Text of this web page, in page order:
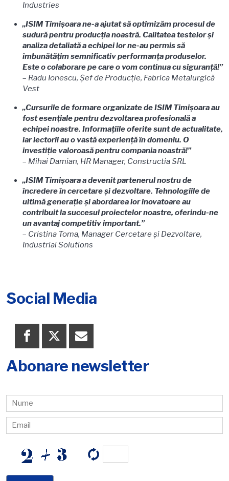
Industries
„ISIM Timișoara ne-a ajutat să optimizăm procesul de
sudură pentru producția noastră. Calitatea testelor și
analiza detaliată a echipei lor ne-au permis să
îmbunătățim semnificativ performanța produselor.
Este o colaborare pe care o vom continua cu siguranță!”
– Radu Ionescu, Șef de Producție, Fabrica Metalurgică
Vest
„Cursurile de formare organizate de ISIM Timișoara au
fost esențiale pentru dezvoltarea profesională a
echipei noastre. Informațiile oferite sunt de actualitate,
iar lectorii au o vastă experiență în domeniu. O
investiție valoroasă pentru compania noastră!”
– Mihai Damian, HR Manager, Constructia SRL
„ISIM Timișoara a devenit partenerul nostru de
încredere în cercetare și dezvoltare. Tehnologiile de
ultimă generație și abordarea lor inovatoare au
contribuit la succesul proiectelor noastre, oferindu-ne
un avantaj competitiv important.”
– Cristina Toma, Manager Cercetare și Dezvoltare,
Industrial Solutions
Social Media
Abonare newsletter